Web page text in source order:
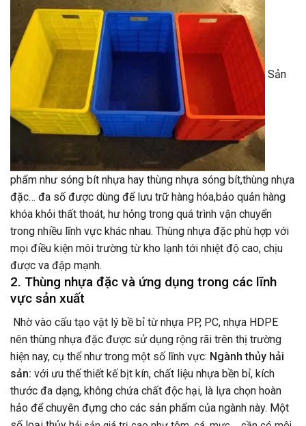
Sản
phẩm như sóng bít nhựa hay thùng nhựa sóng bít,thùng nhựa
đặc… đa số được dùng để lưu trữ hàng hóa,bảo quản hàng
khóa khỏi thất thoát, hư hỏng trong quá trình vận chuyển
trong nhiều lĩnh vực khác nhau. Thùng nhựa đặc phù hợp với
mọi điều kiện môi trường từ kho lạnh tới nhiệt độ cao, chịu
được va đập mạnh.
2. Thùng nhựa đặc và ứng dụng trong các lĩnh
vực sản xuất
Nhờ vào cấu tạo vật lý bề bỉ từ nhựa PP, PC, nhựa HDPE
nên thùng nhựa đặc được sử dụng rộng rãi trên thị trường
hiện nay, cụ thể như trong một số lĩnh vực: Ngành thủy hải
sản: với ưu thế thiết kế bịt kín, chất liệu nhựa bền bỉ, kích
thước đa dạng, không chứa chất độc hại, là lựa chọn hoàn
hảo để chuyên đựng cho các sản phẩm của ngành này. Một